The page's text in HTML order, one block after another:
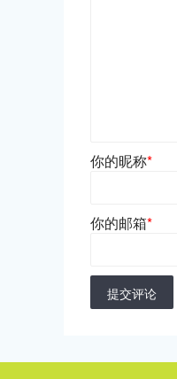
你的昵称*
你的邮箱*
提交评论